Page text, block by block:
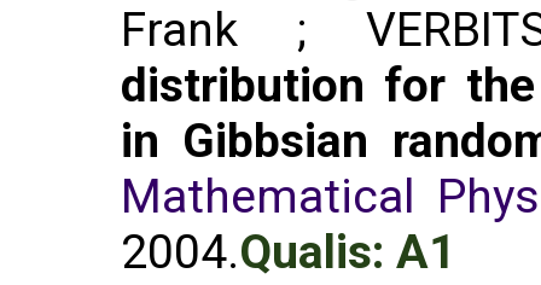
Frank ;
distribution for
in Gibbsian
Mathematical
2004.Qualis: A1